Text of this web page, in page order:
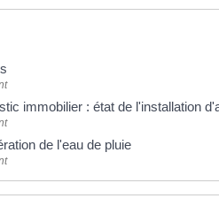
immobilier : état de l'installation
de l'eau de pluie